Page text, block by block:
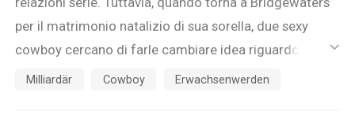
per il matrimonio natalizio di sua sorella, due sexy
cowboy cercano di farle cambiare idea riguardo alla
parola che inizia con la “f” che lei tenta di evitare:
ic_default
Milliardär Cowboy Erwachsenwerden